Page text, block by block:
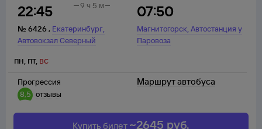
22:45
№ 6426, Екатеринбург,
Автовокзал Северный
07:50
Магнитогорск,Автостанция у
Паровоза
9 ч 5 м
Прогрессия
8,5 отзывы
пн, пт, вс
Маршрут автобуса
Купить билет ~2645 руб.